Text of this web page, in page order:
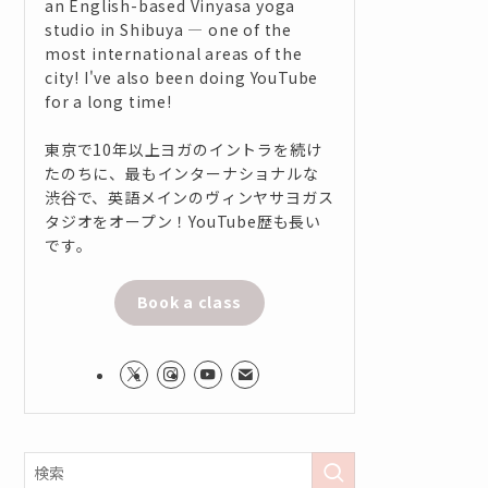
an English-based Vinyasa yoga
studio in Shibuya — one of the
most international areas of the
city! I've also been doing YouTube
for a long time!
東京で10年以上ヨガのイントラを続け
たのちに、最もインターナショナルな
渋谷で、英語メインのヴィンヤサヨガス
タジオをオープン！YouTube歴も長い
です。
Book a class